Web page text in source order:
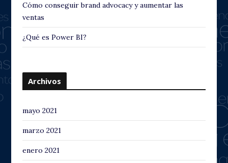
Cómo conseguir brand advocacy y aumentar las
ventas
¿Qué es Power BI?
Archivos
mayo 2021
marzo 2021
enero 2021